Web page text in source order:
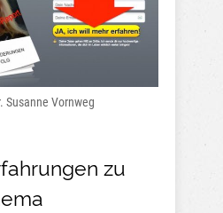
Susanne Vornweg
zu